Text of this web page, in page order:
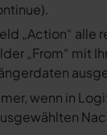
„Action“
„From“ mit
wenn in